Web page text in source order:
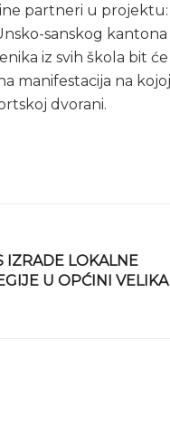
partneri u projektu:
sanskog kantona
iz svih škola bit će
manifestacija na kojoj
dvorani.
IZRADE LOKALNE
U OPĆINI VELIKA